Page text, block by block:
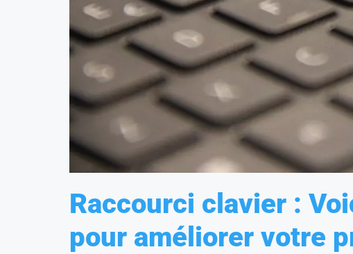
Raccourci clavier :
pour améliorer votre